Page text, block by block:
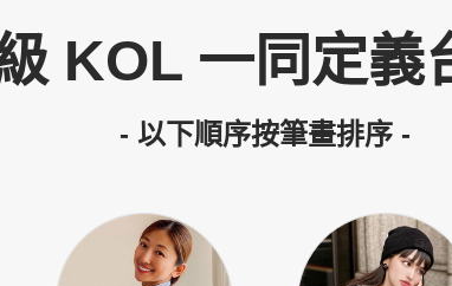
KOL 一同定義
- 以下順序按筆畫排序 -